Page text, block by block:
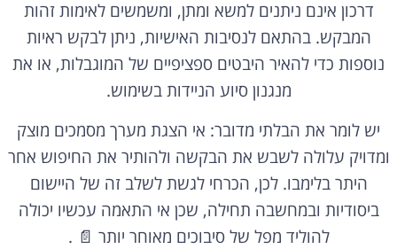
דרכון אינם ניתנים למשא ומתן, ומשמשים לאימות זהות
המבקש. בהתאם לנסיבות האישיות, ניתן לבקש ראיות
נוספות כדי להאיר היבטים ספציפיים של המוגבלות, או את
מנגנון סיוע הניידות בשימוש.
יש לומר את הבלתי מדובר: אי הצגת מערך מסמכים מוצק
ומדויק עלולה לשבש את הבקשה ולהותיר את החיפוש אחר
היתר בלימבו. לכן, הכרחי לגשת לשלב זה של היישום
ביסודיות ובמחשבה תחילה, שכן אי התאמה עכשיו יכולה
להוליד מפל של סיבוכים מאוחר יותר 📄 .